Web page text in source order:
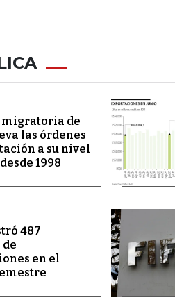
migratoria de
las órdenes
a su nivel
1998
487
en el